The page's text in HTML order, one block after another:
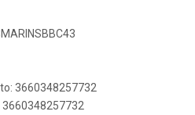
3660348257732
3660348257732